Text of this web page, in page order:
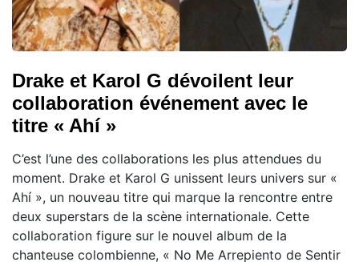
Drake et Karol G dévoilent leur
collaboration événement avec le
titre « Ahí »
C’est l’une des collaborations les plus attendues du
moment. Drake et Karol G unissent leurs univers sur «
Ahí », un nouveau titre qui marque la rencontre entre
deux superstars de la scène internationale. Cette
collaboration figure sur le nouvel album de la
chanteuse colombienne, « No Me Arrepiento de Sentir